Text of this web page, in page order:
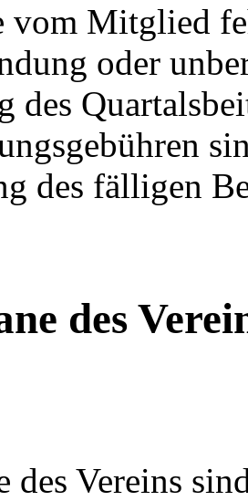
vom Mitglied
oder
des
des fälligen
des
des Vereins